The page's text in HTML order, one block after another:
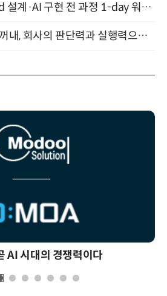
UX 기획·DESIGN.md 설계·AI 구현 전 과정 1-day 워크숍 with Claude Code·Codex 9월 15일 개최
“문서에 묻힌 지식을 꺼내, 회사의 판단력과 실행력으로 바꾸다” (8/20)
AI 시대의 경쟁력이다